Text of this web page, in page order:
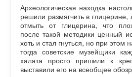
Археологическая находка
решили размягчить в
отмыть от глицерина, что
после такой методики ценный
хоть и стал гнуться, но при этом
тогда советские музейщики
халата просто пришили к
выставили его на всеобщее